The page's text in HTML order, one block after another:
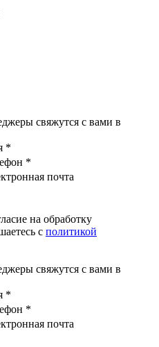
свяжутся с вами в
*
*
почта
на обработку
с политикой
свяжутся с вами в
*
*
почта